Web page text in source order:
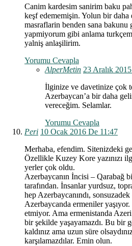
Canim kardesim sanirim baku
keşf edememişin. Yolun bir daha
masraflarin benden sana
yapmiyorum gibi anlama
yalniş anlaşilirim.
Yorumu Cevapla
AlperMetin 23 Aralık
İlginize ve davetinize çok
Azerbaycan’a bir daha
vereceğim. Selamlar.
Yorumu Cevapla
Peri 10 Ocak 2016 De 11:47
Merhaba, efendim. Sitenizdeki
Özellikle Kuzey Kore yazınızı
yerler çok oldu.
Azerbaycanın İncisi – Qarabağ
tarafından. İnsanlar yurdsuz,
hep Azerbaycanındı,
Azerbaycanda ermeniler yaşıyor.
etmiyor. Ama ermenistanda
bir şekilde yaşayamazdı. Bu bir
kaldınız ama uzun süre
karşılamazdılar. Emin olun.